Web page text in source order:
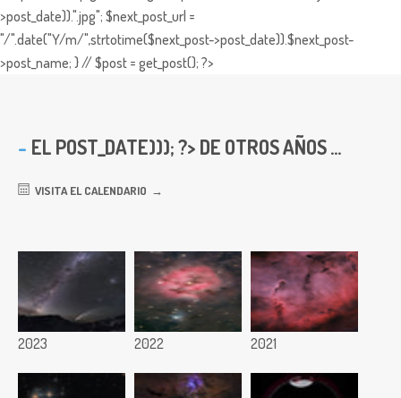
>post_date)).".jpg"; $next_post_url =
"/".date("Y/m/",strtotime($next_post->post_date)).$next_post-
>post_name; } // $post = get_post(); ?>
EL POST_DATE))); ?> DE OTROS AÑOS ...
VISITA EL CALENDARIO
2023 2022 2021